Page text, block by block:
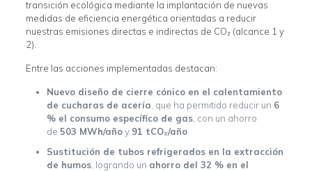
transición ecológica mediante la implantación de nuevas
medidas de eficiencia energética orientadas a reducir
nuestras emisiones directas e indirectas de CO₂ (alcance 1 y
2).
Entre las acciones implementadas destacan:
Nuevo diseño de cierre cónico en el calentamiento
de cucharas de acería , que ha permitido reducir un 6
% el consumo específico de gas, con un ahorro
de 503 MWh/añoy 91 tCO₂/año.
Sustitución de tubos refrigerados en la extracción
de humos, logrando un ahorro del 32 % en el